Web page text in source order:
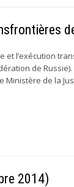
et l’exécution
de
de la
2014)